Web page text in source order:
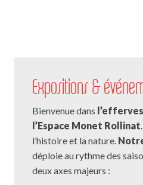
Expositions &
Bienvenue dans
l’Espace Monet Rollinat
l’histoire et la nature.
déploie au rythme des
deux axes majeurs :